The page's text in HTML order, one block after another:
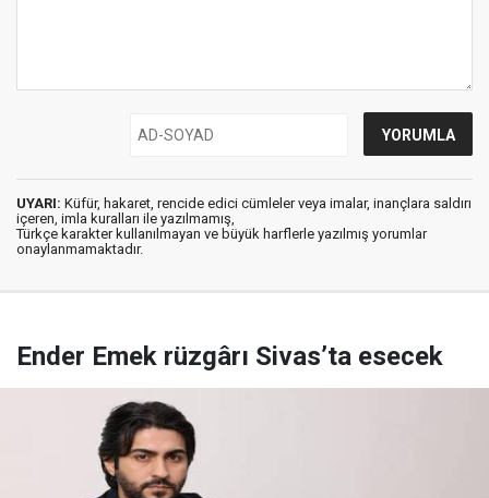
UYARI: Küfür, hakaret, rencide edici cümleler veya imalar, inançlara saldırı
içeren, imla kuralları ile yazılmamış,
Türkçe karakter kullanılmayan ve büyük harflerle yazılmış yorumlar
onaylanmamaktadır.
Ender Emek rüzgârı Sivas’ta esecek